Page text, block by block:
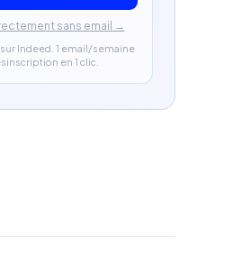
sans email →
Indeed. 1 email/semaine
en 1 clic.